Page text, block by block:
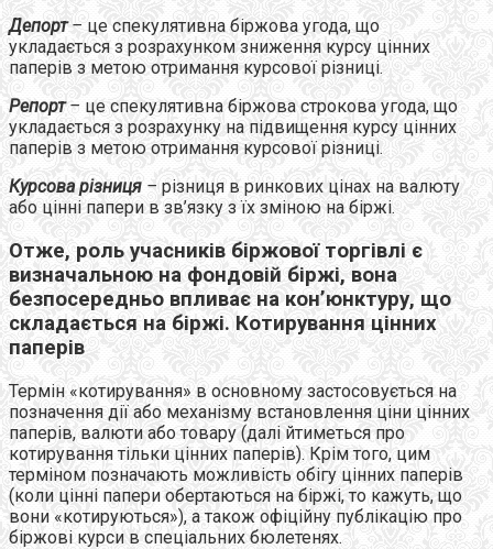
Депорт– це спекулятивна біржова угода, що
укладається з розрахунком зниження курсу цінних
паперів з метою отримання курсової різниці.
Репорт– це спекулятивна біржова строкова угода, що
укладається з розрахунку на підвищення курсу цінних
паперів з метою отримання курсової різниці.
Курсова різниця – різниця в ринкових цінах на валюту
або цінні папери в зв’язку з їх зміною на біржі.
Отже, роль учасників біржової торгівлі є
визначальною на фондовій біржі, вона
безпосередньо впливає на кон’юнктуру, що
складається на біржі. Котирування цінних
паперів
Термін «котирування» в основному застосовується на
позначення дії або механізму встановлення ціни цінних
паперів, валюти або товару (далі йтиметься про
котирування тільки цінних паперів). Крім того, цим
терміном позначають можливість обігу цінних паперів
(коли цінні папери обертаються на біржі, то кажуть, що
вони «котируються»), а також офіційну публікацію про
біржові курси в спеціальних бюлетенях.